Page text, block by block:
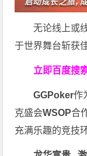
无论线上或
于世界舞台斩获
立即百度搜
GGPoker作
克盛会WSOP合
充满乐趣的竞技